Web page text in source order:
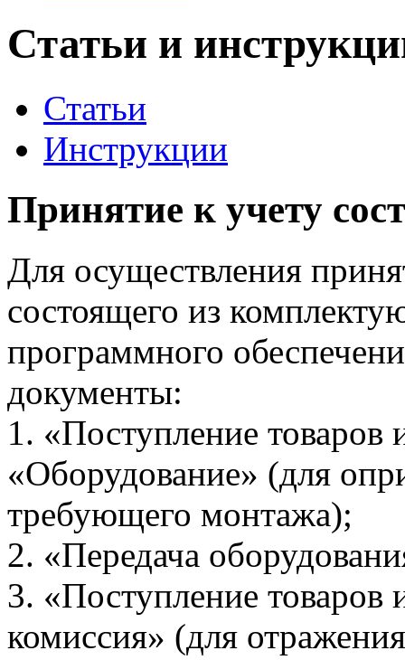
Статьи и
Статьи
Инструкции
Принятие к учету
Для осуществления
состоящего из
программного
документы:
1. «Поступление товаров
«Оборудование» (для
требующего монтажа);
2. «Передача
3. «Поступление
комиссия» (для